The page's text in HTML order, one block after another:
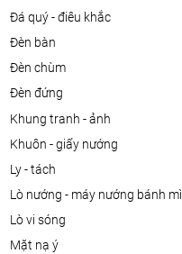
đá quý - điêu khắc
đèn bàn
đèn chùm
đèn đứng
khung tranh - ảnh
khuôn - giấy nướng
ly - tách
lò nướng - máy nướng bánh mì
lò vi sóng
mặt nạ ý